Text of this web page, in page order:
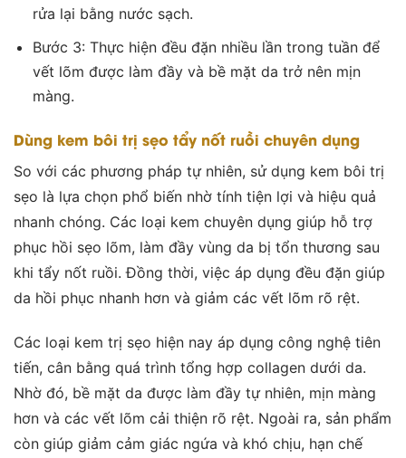
rửa lại bằng nước sạch.
Bước 3: Thực hiện đều đặn nhiều lần trong tuần để
vết lõm được làm đầy và bề mặt da trở nên mịn
màng.
Dùng kem bôi trị sẹo tẩy nốt ruồi chuyên dụng
So với các phương pháp tự nhiên, sử dụng kem bôi trị
sẹo là lựa chọn phổ biến nhờ tính tiện lợi và hiệu quả
nhanh chóng. Các loại kem chuyên dụng giúp hỗ trợ
phục hồi sẹo lõm, làm đầy vùng da bị tổn thương sau
khi tẩy nốt ruồi. Đồng thời, việc áp dụng đều đặn giúp
da hồi phục nhanh hơn và giảm các vết lõm rõ rệt.
Các loại kem trị sẹo hiện nay áp dụng công nghệ tiên
tiến, cân bằng quá trình tổng hợp collagen dưới da.
Nhờ đó, bề mặt da được làm đầy tự nhiên, mịn màng
hơn và các vết lõm cải thiện rõ rệt. Ngoài ra, sản phẩm
còn giúp giảm cảm giác ngứa và khó chịu, hạn chế